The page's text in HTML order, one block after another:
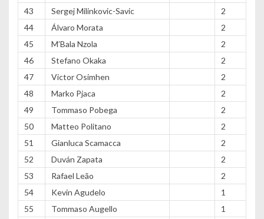
43
Sergej Milinkovic-Savic
2
44
Álvaro Morata
2
45
M’Bala Nzola
2
46
Stefano Okaka
2
47
Victor Osimhen
2
48
Marko Pjaca
2
49
Tommaso Pobega
2
50
Matteo Politano
2
51
Gianluca Scamacca
2
52
Duván Zapata
2
53
Rafael Leão
2
54
Kevin Agudelo
1
55
Tommaso Augello
1